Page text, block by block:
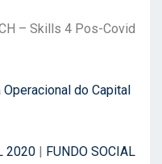
– Skills 4 Pos-Covid
do Capital
2020 | FUNDO SOCIAL